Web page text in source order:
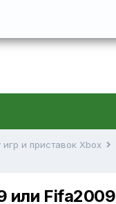
и приставок Xbox
или Fifa2009